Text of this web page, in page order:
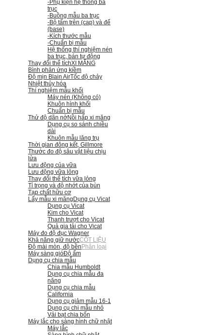
-Phụ kiện hệ thống ba
trục
-Buồng mẫu ba trục
-Bộ tấm trên (cap) và đế
(base)
-Kích thước mẫu
-Chuẩn bị mẫu
Hệ thống thí nghiệm nén
ba trục, bán tự động
Thay đổi thể tíchXI MĂNG
Bình phản ứng kiềm
Độ mịn Blain AirTốc độ chảy
Nhiệt thủy hóa
Thí nghiệm mẫu khối
Máy nén (Không có)
Khuôn hình khối
Chuẩn bị mẫu
Thử độ dãn nởNồi hấp xi măng
Dụng cụ so sánh chiều
dài
Khuôn mẫu lăng trụ
Thời gian đông kết, Gillmore
Thước đo độ sâu vật liệu chịu
lửa
Lưu động của vữa
Lưu động vữa lỏng
Thay đổi thể tích vữa lỏng
Tỉ trọng và độ nhớt của bùn
Tạp chất hữu cơ
Lấy mẫu xi măng Dụng cụ Vicat
Dụng cụ Vicat
Kim cho Vicat
Thanh trượt cho Vicat
Quả gia tải cho Vicat
Máy đo độ đục Wagner
Khả năng giữ nướcCỐT LIỆU
Độ mài mòn, độ bền Phân loại
Máy sàng gióĐộ ẩm
Dụng cụ chia mẫu
Chia mẫu Humboldt
Dụng cụ chia mẫu đa
năng
Dụng cụ chia mẫu
California
Dụng cụ giảm mẫu 16-1
Dụng cụ chi mẫu nhỏ
Vải bạt chia bốn
Máy lắc cho sàng hình chữ nhật
Máy lắc